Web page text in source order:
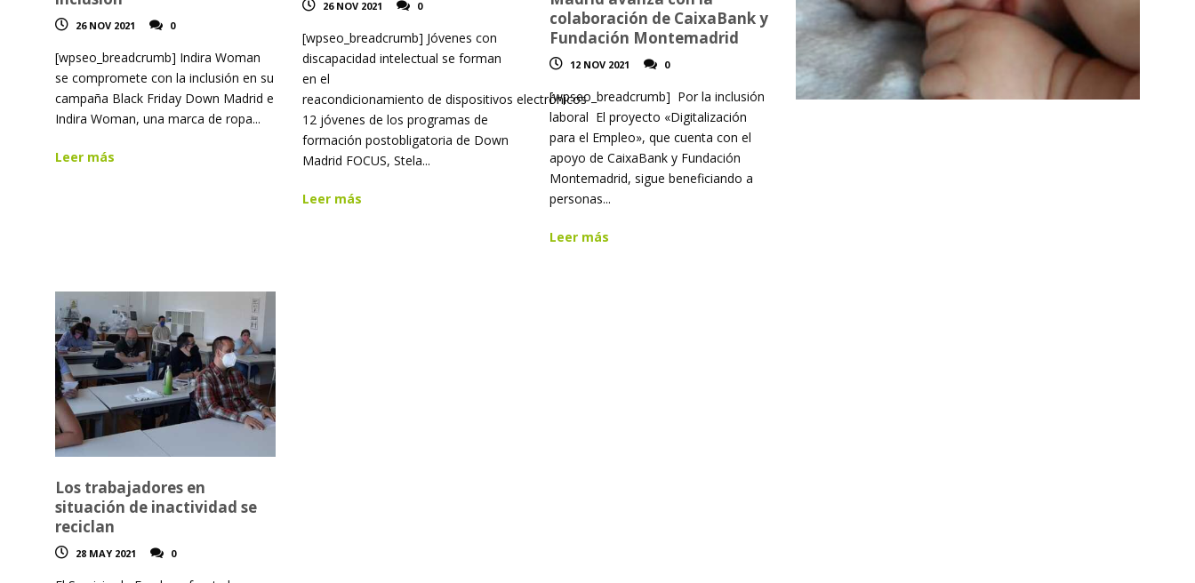
26 NOV 2021 0
[wpseo_breadcrumb] Indira Woman
se compromete con la inclusión en su
campaña Black Friday Down Madrid e
Indira Woman, una marca de ropa...
Leer más
26 NOV 2021 0
[wpseo_breadcrumb] Jóvenes con
discapacidad intelectual se forman
en el
reacondicionamiento de dispositivos electrónicos
12 jóvenes de los programas de
formación postobligatoria de Down
Madrid FOCUS, Stela...
Leer más
colaboración de CaixaBank y
Fundación Montemadrid
12 NOV 2021 0
[wpseo_breadcrumb] Por la inclusión
laboral El proyecto «Digitalización
para el Empleo», que cuenta con el
apoyo de CaixaBank y Fundación
Montemadrid, sigue beneficiando a
personas...
Leer más
Los trabajadores en
situación de inactividad se
reciclan
28 MAY 2021 0